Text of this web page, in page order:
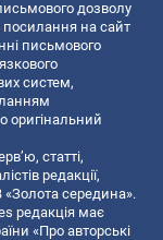
дозволу
посилання на сайт
письмового
систем,
оригінальний
статті,
редакції,
середина».
редакція має
«Про авторські